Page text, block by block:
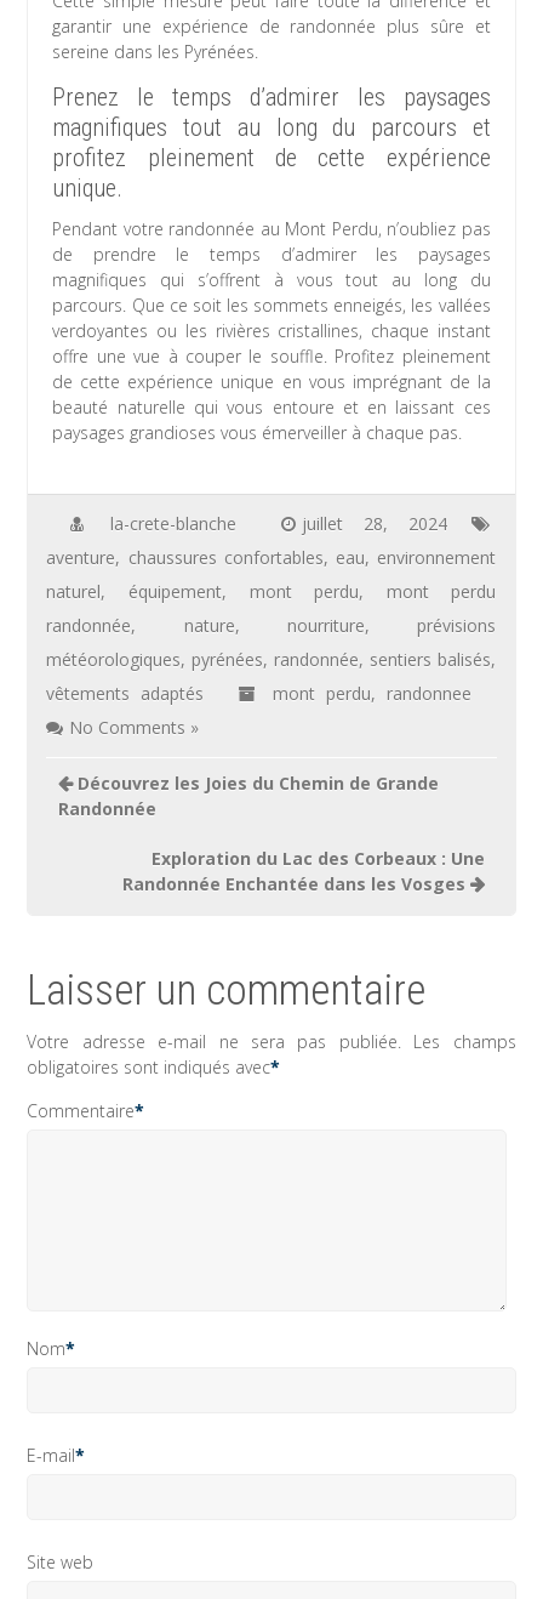
garantir une expérience de randonnée plus sûre et
sereine dans les Pyrénées.
Prenez le temps d’admirer les paysages
magnifiques tout au long du parcours et
profitez pleinement de cette expérience
unique.
Pendant votre randonnée au Mont Perdu, n’oubliez pas
de prendre le temps d’admirer les paysages
magnifiques qui s’offrent à vous tout au long du
parcours. Que ce soit les sommets enneigés, les vallées
verdoyantes ou les rivières cristallines, chaque instant
offre une vue à couper le souffle. Profitez pleinement
de cette expérience unique en vous imprégnant de la
beauté naturelle qui vous entoure et en laissant ces
paysages grandioses vous émerveiller à chaque pas.
la-crete-blanche
juillet 28, 2024
aventure, chaussures confortables, eau, environnement
naturel, équipement, mont perdu, mont perdu
randonnée, nature, nourriture, prévisions
météorologiques, pyrénées, randonnée, sentiers balisés,
vêtements adaptés
mont perdu, randonnee
No Comments »
Navigation
de
Découvrez les Joies du Chemin de Grande
Randonnée
Exploration du Lac des Corbeaux : Une
Randonnée Enchantée dans les Vosges
Laisser un commentaire
Votre adresse e-mail ne sera pas publiée. Les champs
obligatoires sont indiqués avec*
Commentaire*
Nom*
E-mail*
Site web